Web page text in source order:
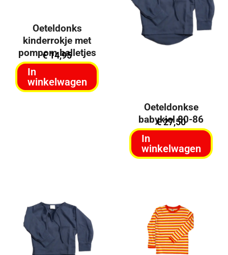
Oeteldonks
kinderrokje met
pompom balletjes
€14,95
In
winkelwagen
Oeteldonkse
babykiel 80-86
€27,50
In
winkelwagen